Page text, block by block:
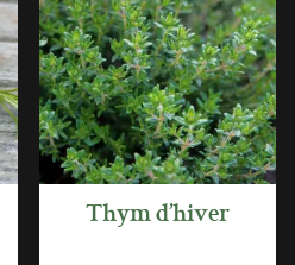
Thym d’hiver
APERÇU
RAPIDE